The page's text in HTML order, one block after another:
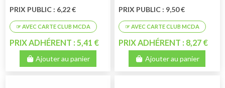
PRIX PUBLIC : 6,22 €
PRIX ADHÉRENT : 5,41 €
Ajouter au panier
PRIX PUBLIC : 9,50 €
PRIX ADHÉRENT : 8,27 €
Ajouter au panier